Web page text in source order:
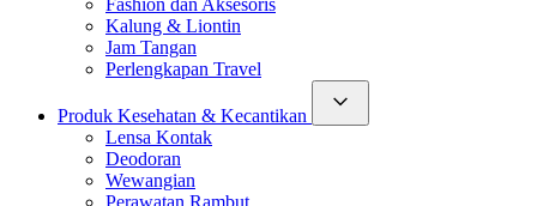
Kalung & Liontin
Jam Tangan
Perlengkapan Travel
Produk Kesehatan & Kecantikan
Lensa Kontak
Deodoran
Wewangian
Perawatan Rambut